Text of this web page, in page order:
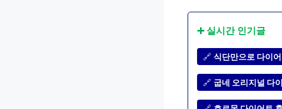
➕ 실시간 인기글
🔗 식단만으로 다이
🔗 굽네 오리지널 다